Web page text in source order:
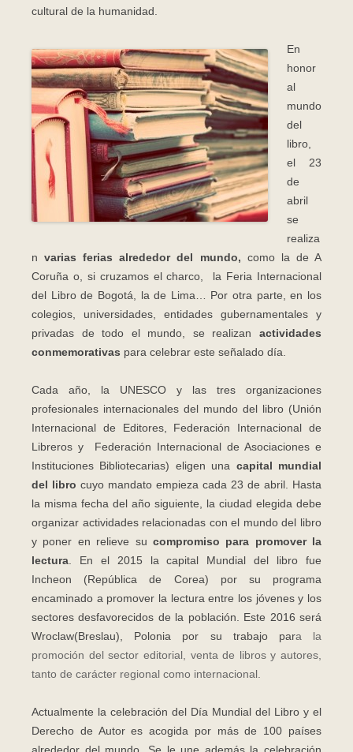
cultural de la humanidad.
En
honor
al
mundo
del
libro,
el 23
de
abril
se
realiza
nvarias ferias alrededor del mundo, como la de A
Coruña o, si cruzamos el charco, la Feria Internacional
del Libro de Bogotá, la de Lima… Por otra parte, en los
colegios, universidades, entidades gubernamentales y
privadas de todo el mundo, se realizan actividades
conmemorativas para celebrar este señalado día.
Cada año, la UNESCO y las tres organizaciones
profesionales internacionales del mundo del libro (Unión
Internacional de Editores, Federación Internacional de
Libreros y Federación Internacional de Asociaciones e
Instituciones Bibliotecarias) eligen una capital mundial
del libro cuyo mandato empieza cada 23 de abril. Hasta
la misma fecha del año siguiente, la ciudad elegida debe
organizar actividades relacionadas con el mundo del libro
y poner en relieve su compromiso para promover la
lectura. En el 2015 la capital Mundial del libro fue
Incheon (República de Corea) por su programa
encaminado a promover la lectura entre los jóvenes y los
sectores desfavorecidos de la población. Este 2016 será
Wroclaw(Breslau), Polonia por su trabajo para la
promoción del sector editorial, venta de libros y autores,
tanto de carácter regional como internacional.
Actualmente la celebración del Día Mundial del Libro y el
Derecho de Autor es acogida por más de 100 países